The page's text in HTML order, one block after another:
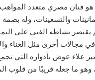
هو فنان مصري متعدد
والتسعينات، وله
يقتصر نشاطه الفني على
مجالات أخرى مثل الغناء
علاء عوض بأدواره التي
وهو ما جعله قريبًا من قلوب